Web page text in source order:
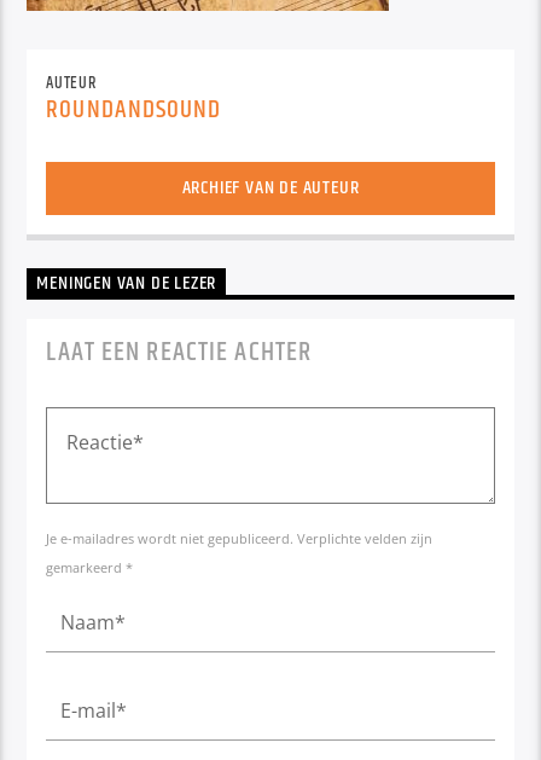
AUTEUR
ROUNDANDSOUND
ARCHIEF VAN DE AUTEUR
MENINGEN VAN DE LEZER
LAAT EEN REACTIE ACHTER
Je e-mailadres wordt niet gepubliceerd. Verplichte velden zijn
gemarkeerd *